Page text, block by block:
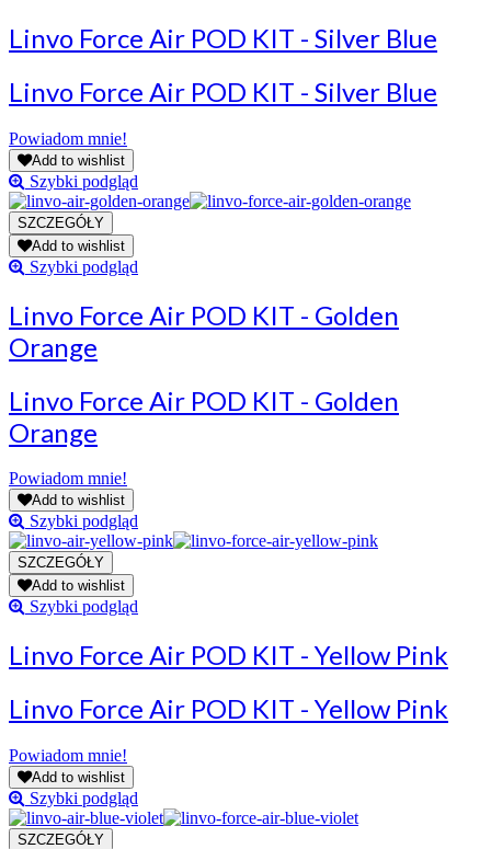
Linvo Force Air POD KIT - Silver Blue
Linvo Force Air POD KIT - Silver Blue
Powiadom mnie!
Add to wishlist
Szybki podgląd
Add to wishlist
Szybki podgląd
Linvo Force Air POD KIT - Golden
Orange
Linvo Force Air POD KIT - Golden
Orange
Powiadom mnie!
Add to wishlist
Szybki podgląd
Add to wishlist
Szybki podgląd
Linvo Force Air POD KIT - Yellow Pink
Linvo Force Air POD KIT - Yellow Pink
Powiadom mnie!
Add to wishlist
Szybki podgląd